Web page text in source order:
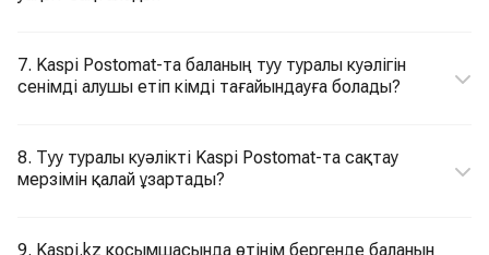
7. Kaspi Postomat-та баланың туу туралы куәлігін
сенімді алушы етіп кімді тағайындауға болады?
8. Туу туралы куәлікті Kaspi Postomat-та сақтау
мерзімін қалай ұзартады?
9. Kaspi.kz қосымшасында өтінім бергенде баланың